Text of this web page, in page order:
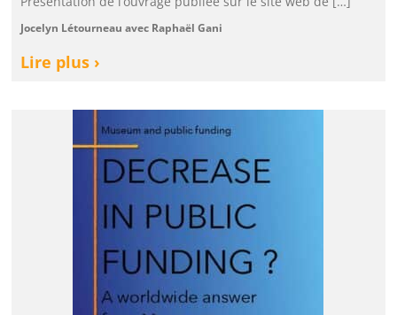
Jocelyn Létourneau avec Raphaël Gani
Lire plus ›